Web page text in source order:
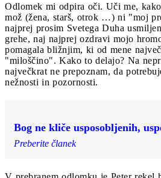
Odlomek mi odpira oči. Uči me,
mož (žena, starš, otrok …) ni "moj
najprej prosim Svetega Duha
grehe, naj najprej ozdravi mojo
pomagala bližnjim, ki od mene
"miloščino". Kako to delajo? Na
največkrat ne prepoznam, da
nežnosti in pozornosti.
Bog ne kliče usposobljenih,
Preberite članek